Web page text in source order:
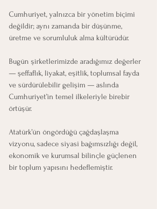
Cumhuriyet, yalnızca bir yönetim biçimi
değildir; aynı zamanda bir düşünme,
üretme ve sorumluluk alma kültürüdür.
Bugün şirketlerimizde aradığımız değerler
— şeffaflık, liyakat, eşitlik, toplumsal fayda
ve sürdürülebilir gelişim — aslında
Cumhuriyet’in temel ilkeleriyle birebir
örtüşür.
Atatürk’ün öngördüğü çağdaşlaşma
vizyonu, sadece siyasi bağımsızlığı değil,
ekonomik ve kurumsal bilinçle güçlenen
bir toplum yapısını hedeflemiştir.